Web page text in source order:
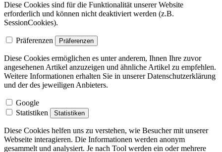
Diese Cookies sind für die Funktionalität unserer Website
erforderlich und können nicht deaktiviert werden (z.B.
SessionCookies).
Präferenzen Präferenzen
Diese Cookies ermöglichen es unter anderem, Ihnen Ihre zuvor
angesehenen Artikel anzuzeigen und ähnliche Artikel zu empfehlen.
Weitere Informationen erhalten Sie in unserer Datenschutzerklärung
und der des jeweiligen Anbieters.
Google
Statistiken
Statistiken
Diese Cookies helfen uns zu verstehen, wie Besucher mit unserer
Webseite interagieren. Die Informationen werden anonym
gesammelt und analysiert. Je nach Tool werden ein oder mehrere